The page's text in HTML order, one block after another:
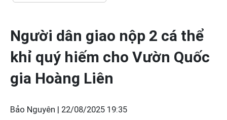
Người dân giao nộp 2 cá thể
khỉ quý hiếm cho Vườn Quốc
gia Hoàng Liên
Bảo Nguyên | 22/08/2025 19:35